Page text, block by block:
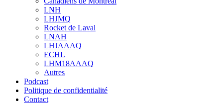
sub
menu
LNH
LHJMQ
Rocket de Laval
LNAH
LHJAAAQ
ECHL
LHM18AAAQ
Autres
Podcast
Politique de confidentialité
Contact